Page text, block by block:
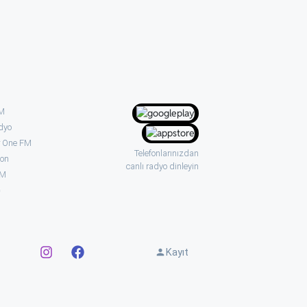
FM
Telefonlarınızdan
canlı radyo dinleyin
Kayıt